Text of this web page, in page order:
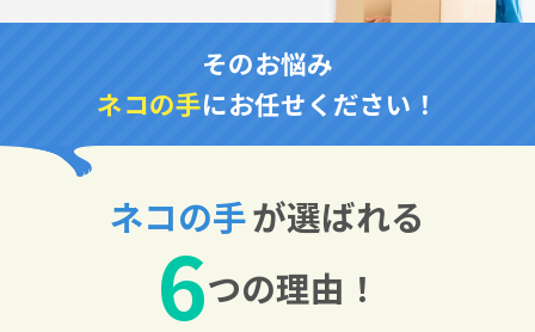
そのお悩み
ネコの手にお任せください！
ネコの手が選ばれる
6つの理由！